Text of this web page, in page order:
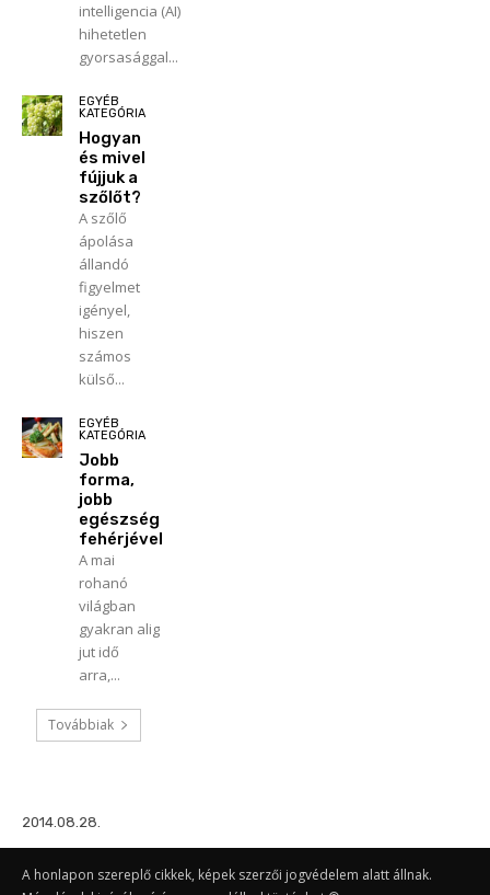
intelligencia (AI)
hihetetlen
gyorsasággal...
EGYÉB
KATEGÓRIA
Hogyan
és mivel
fújjuk a
szőlőt?
A szőlő
ápolása
állandó
figyelmet
igényel,
hiszen
számos
külső...
EGYÉB
KATEGÓRIA
Jobb
forma,
jobb
egészség
fehérjével
A mai
rohanó
világban
gyakran alig
jut idő
arra,...
Továbbiak
2014.08.28.
A honlapon szereplő cikkek, képek szerzői jogvédelem alatt állnak.